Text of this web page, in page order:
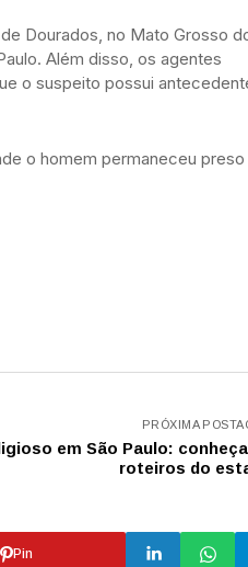
Dourados, no Mato Grosso
Além disso, os agentes
o suspeito possui
o homem permaneceu preso
PRÓXIMA
em São Paulo:
roteiros do
Pin